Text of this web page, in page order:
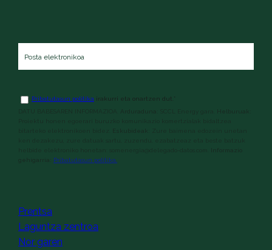
elektronikoa*
Baldintzak
Pribatutasun politika irakurri eta onartzen dut.
Pribatutasun politika.
Prentsa
Laguntza zentroa
Nor garen